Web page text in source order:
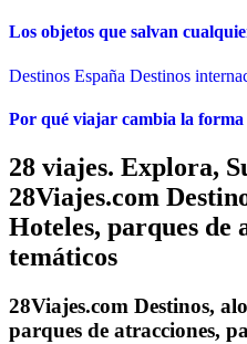
Los objetos que salvan
Destinos España Destinos
Por qué viajar cambia la forma
28 viajes. Explora,
28Viajes.com
Hoteles, parques de
temáticos
28Viajes.com Destinos,
parques de atracciones,